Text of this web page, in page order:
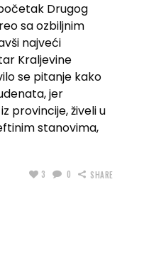
Drugog
sa ozbiljnim
najveći
Kraljevine
se pitanje kako
jer
provincije, živeli u
stanovima,
3 0 SHARE